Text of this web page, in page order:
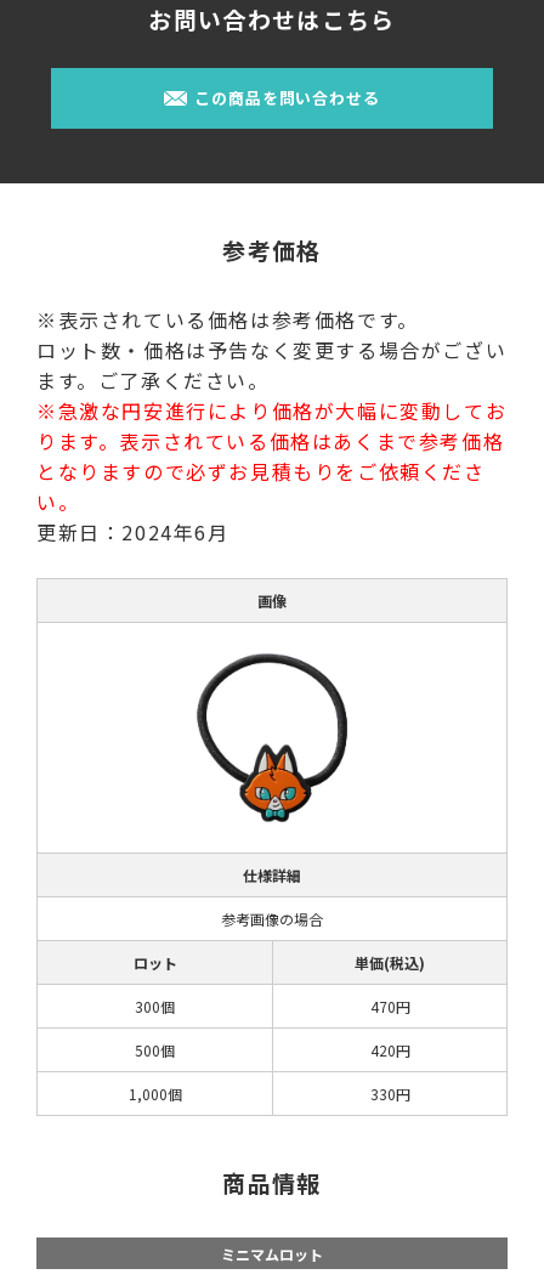
お問い合わせはこちら
この商品を問い合わせる
参考価格
※表示されている価格は参考価格です。
ロット数・価格は予告なく変更する場合がござい
ます。ご了承ください。
※急激な円安進行により価格が大幅に変動してお
ります。表示されている価格はあくまで参考価格
となりますので必ずお見積もりをご依頼くださ
い。
更新日：2024年6月
画像
仕様詳細
参考画像の場合
ロット 単価(税込)
300個 470円
500個 420円
1,000個 330円
商品情報
ミニマムロット